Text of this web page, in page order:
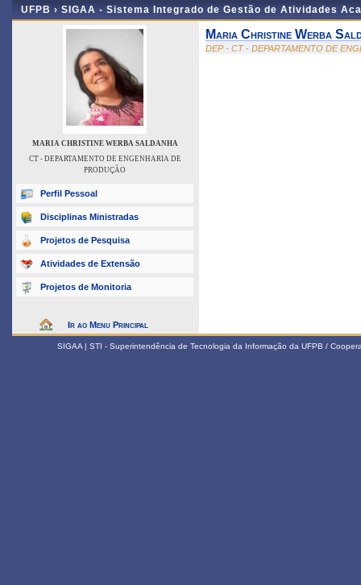
UFPB › SIGAA - Sistema Integrado de Gestão de Atividades
MARIA CHRISTINE WERBA SALDANHA
CT - DEPARTAMENTO DE ENGENHARIA DE
PRODUÇÃO
Perfil Pessoal
Disciplinas Ministradas
Projetos de Pesquisa
Atividades de Extensão
Projetos de Monitoria
Ir ao Menu Principal
Maria Christine Werba
DEP - CT - DEPARTAMENTO DE
SIGAA | STI - Superintendência de Tecnologia da Informação da UFPB /